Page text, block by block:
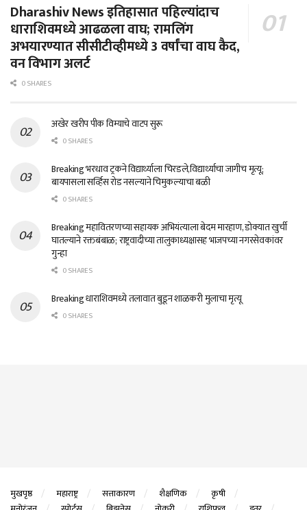
Dharashiv News इतिहासात पहिल्यांदाच
धाराशिवमध्ये आढळला वाघ; रामलिंग
अभयारण्यात सीसीटीव्हीमध्ये 3 वर्षांचा वाघ कैद,
वन विभाग अलर्ट
0 SHARES
अखेर खरीप पीक विम्याचे वाटप सुरू
0 SHARES
Breaking भरधाव ट्रकने विद्यार्थ्याला चिरडले,विद्यार्थ्याचा जागीच मृत्यू;
बायपासला सर्व्हिस रोड नसल्याने चिमुकल्याचा बळी
0 SHARES
Breaking महावितरणच्या सहायक अभियंत्याला बेदम मारहाण, डोक्यात खुर्ची
घातल्याने रक्तबंबाळ; राष्ट्रवादीच्या तालुकाध्यक्षासह भाजपच्या नगरसेवकांवर
गुन्हा
0 SHARES
Breaking धाराशिवमध्ये तलावात बुडून शाळकरी मुलाचा मृत्यू
0 SHARES
मुखपृष्ठ महाराष्ट्र सत्ताकारण शैक्षणिक
कृषी